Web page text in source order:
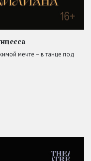
мечте – в танце под